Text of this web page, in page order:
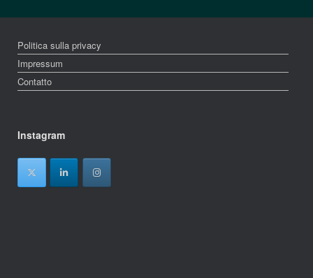
Politica sulla privacy
Impressum
Contatto
Instagram